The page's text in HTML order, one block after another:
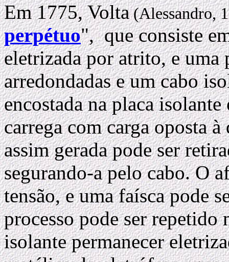
Em 1775, Volta(Alessandro,
perpétuo", que consiste
eletrizada por atrito, e uma
arredondadas e um cabo
encostada na placa isolante
carrega com carga oposta
assim gerada pode ser
segurando-a pelo cabo. O
tensão, e uma faísca pode
processo pode ser repetido
isolante permanecer